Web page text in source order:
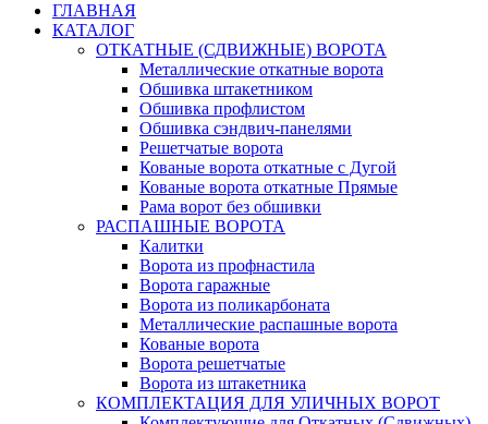
ГЛАВНАЯ
КАТАЛОГ
ОТКАТНЫЕ (СДВИЖНЫЕ) ВОРОТА
Металлические откатные ворота
Обшивка штакетником
Обшивка профлистом
Обшивка сэндвич-панелями
Решетчатые ворота
Кованые ворота откатные с Дугой
Кованые ворота откатные Прямые
Рама ворот без обшивки
РАСПАШНЫЕ ВОРОТА
Калитки
Ворота из профнастила
Ворота гаражные
Ворота из поликарбоната
Металлические распашные ворота
Кованые ворота
Ворота решетчатые
Ворота из штакетника
КОМПЛЕКТАЦИЯ ДЛЯ УЛИЧНЫХ ВОРОТ